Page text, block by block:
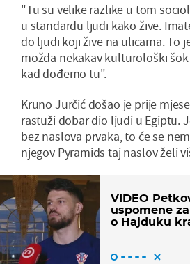
"Tu su velike razlike u tom
u standardu ljudi kako žive.
do ljudi koji žive na ulicama. To
možda nekakav kulturološki
kad dođemo tu".
Kruno Jurčić došao je prije
rastuži dobar dio ljudi u Egiptu.
bez naslova prvaka, to će se
njegov Pyramids taj naslov želi
VIDEO
uspomene
o Hajduku